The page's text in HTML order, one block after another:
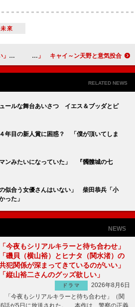
來
ル アーミー・ハマーが初来日「きれいで清潔な国」 キャイ～ン天野と意気投合！？
RELATED NEWS
ールな舞台あいさつ イエス＆ブッダとピ
年目の新人賞に困惑？ 「僕が頂いてしま
ンみたいになっていた」 『髑髏城の七
似合う女優さんはいない」 柴田恭兵「小
った」
NEWS
「今夜もシリアルキラーと待ち合わせ」
「磯貝（横山裕）とヒナタ（関水渚）の
犯関係が深まってきているのがいい」
「縦山裕二さんのグッズ欲しい」
ドラマ
2026年8月6日
「今夜もシリアルキラーと待ち合わせ」（関
話が5日に放送された。 本作は、警察の正義